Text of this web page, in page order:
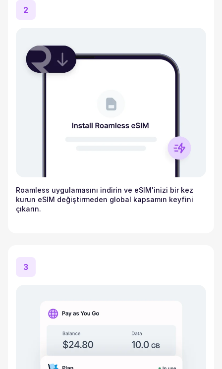
2
Roamless uygulamasını indirin ve eSIM'inizi bir kez
kurun eSIM değiştirmeden global kapsamın keyfini
çıkarın.
3